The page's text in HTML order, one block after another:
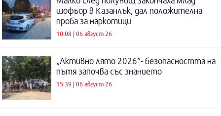
шофьор в Казанлък, дал положителна
проба за наркотици
10:08 | 06 август 26
„Активно лято 2026“- безопасността на
пътя започва със знанието
15:39 | 06 август 26